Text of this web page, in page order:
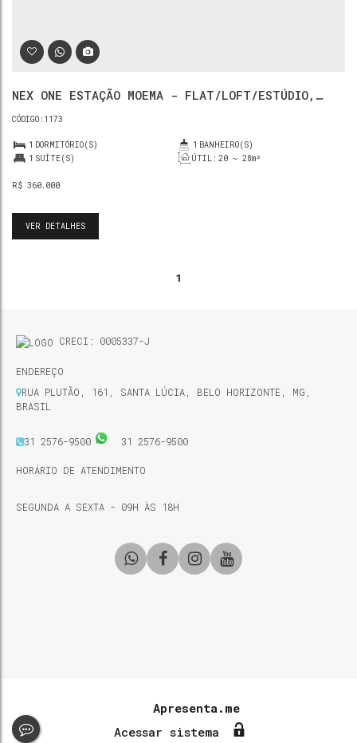
NEX ONE ESTAÇÃO MOEMA - FLAT/LOFT/ESTÚDIO,
R$ 360.000
1173
1 DORMITÓRIO(S) 1 BANHEIRO(S)
1 SUÍTE(S) ÚTIL: 20 ~ 28m²
VER DETALHES
1
CRECI: 0005337-J
ENDEREÇO
RUA PLUTÃO
161 SANTA LÚCIA BELO HORIZONTE MG
BRASIL
31 2576-9500 31 2576-9500
HORÁRIO DE ATENDIMENTO
SEGUNDA A SEXTA - 09H ÀS 18H